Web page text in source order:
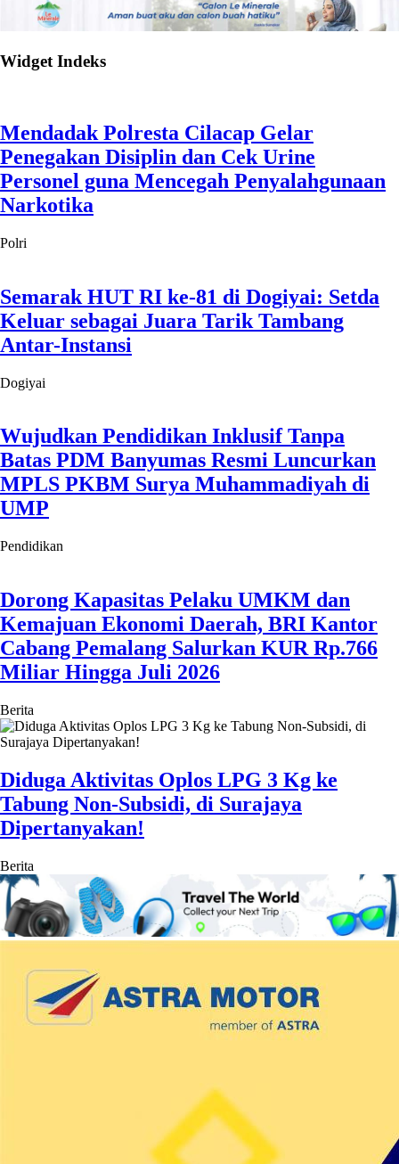
Widget Indeks
Mendadak Polresta Cilacap Gelar
Penegakan Disiplin dan Cek Urine
Personel guna Mencegah Penyalahgunaan
Narkotika
Polri
Semarak HUT RI ke-81 di Dogiyai: Setda
Keluar sebagai Juara Tarik Tambang
Antar-Instansi
Dogiyai
Wujudkan Pendidikan Inklusif Tanpa
Batas PDM Banyumas Resmi Luncurkan
MPLS PKBM Surya Muhammadiyah di
UMP
Pendidikan
Dorong Kapasitas Pelaku UMKM dan
Kemajuan Ekonomi Daerah, BRI Kantor
Cabang Pemalang Salurkan KUR Rp.766
Miliar Hingga Juli 2026
Berita
Diduga Aktivitas Oplos LPG 3 Kg ke
Tabung Non-Subsidi, di Surajaya
Dipertanyakan!
Berita